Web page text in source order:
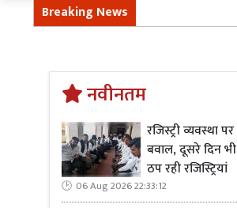
Breaking News
नवीनतम
रजिस्ट्री व्यवस्था पर
बवाल, दूसरे दिन भी
ठप रही रजिस्ट्रियां
06 Aug 2026 22:33:12